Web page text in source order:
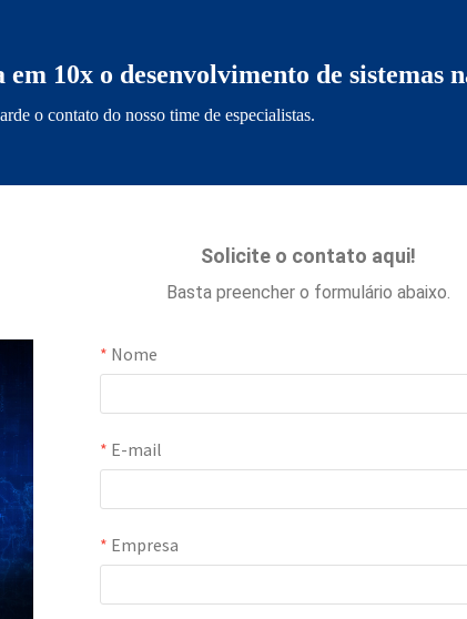
10x o desenvolvimento de sistemas
o contato do nosso time de especialistas.
Solicite o contato aqui!
Basta preencher o formulário abaixo.